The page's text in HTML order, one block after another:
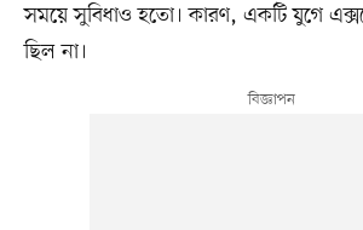
সময়ে সুবিধাও হতো। কারণ, একটি যুগে
ছিল না।